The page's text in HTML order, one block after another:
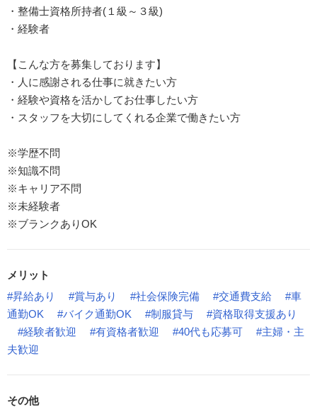
・整備士資格所持者(１級～３級)
・経験者
【こんな方を募集しております】
・人に感謝される仕事に就きたい方
・経験や資格を活かしてお仕事したい方
・スタッフを大切にしてくれる企業で働きたい方
※学歴不問
※知識不問
※キャリア不問
※未経験者
※ブランクありOK
メリット
#昇給あり
#賞与あり #社会保険完備 #交通費支給
#車
通勤OK
#バイク通勤OK #制服貸与
#資格取得支援あり
#経験者歓迎
#有資格者歓迎 #40代も応募可
#主婦・主
夫歓迎
その他